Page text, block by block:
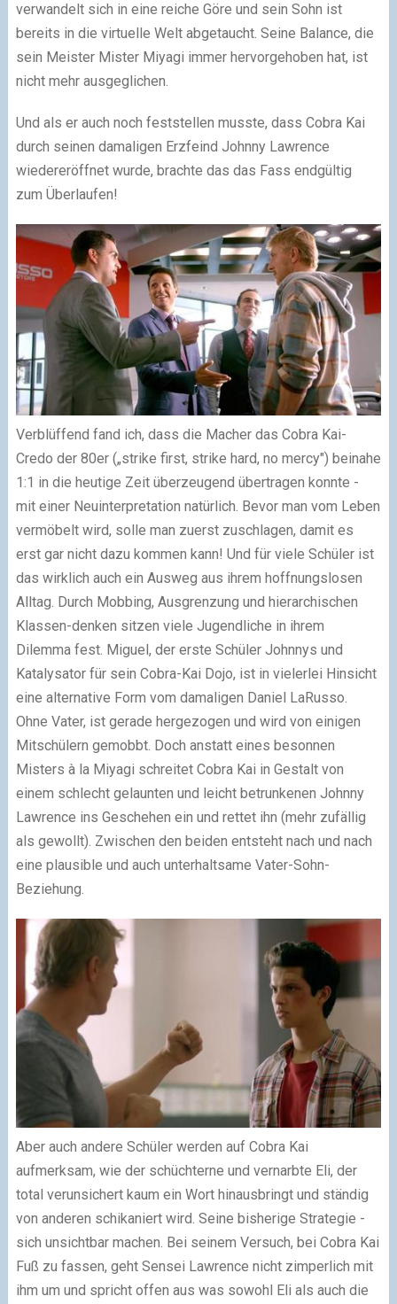
verwandelt sich in eine reiche Göre und sein Sohn ist
bereits in die virtuelle Welt abgetaucht. Seine Balance, die
sein Meister Mister Miyagi immer hervorgehoben hat, ist
nicht mehr ausgeglichen.
Und als er auch noch feststellen musste, dass Cobra Kai
durch seinen damaligen Erzfeind Johnny Lawrence
wiedereröffnet wurde, brachte das das Fass endgültig
zum Überlaufen!
Verblüffend fand ich, dass die Macher das Cobra Kai-
Credo der 80er („strike first, strike hard, no mercy") beinahe
1:1 in die heutige Zeit überzeugend übertragen konnte -
mit einer Neuinterpretation natürlich. Bevor man vom Leben
vermöbelt wird, solle man zuerst zuschlagen, damit es
erst gar nicht dazu kommen kann! Und für viele Schüler ist
das wirklich auch ein Ausweg aus ihrem hoffnungslosen
Alltag. Durch Mobbing, Ausgrenzung und hierarchischen
Klassen-denken sitzen viele Jugendliche in ihrem
Dilemma fest. Miguel, der erste Schüler Johnnys und
Katalysator für sein Cobra-Kai Dojo, ist in vielerlei Hinsicht
eine alternative Form vom damaligen Daniel LaRusso.
Ohne Vater, ist gerade hergezogen und wird von einigen
Mitschülern gemobbt. Doch anstatt eines besonnen
Misters à la Miyagi schreitet Cobra Kai in Gestalt von
einem schlecht gelaunten und leicht betrunkenen Johnny
Lawrence ins Geschehen ein und rettet ihn (mehr zufällig
als gewollt). Zwischen den beiden entsteht nach und nach
eine plausible und auch unterhaltsame Vater-Sohn-
Beziehung.
Aber auch andere Schüler werden auf Cobra Kai
aufmerksam, wie der schüchterne und vernarbte Eli, der
total verunsichert kaum ein Wort hinausbringt und ständig
von anderen schikaniert wird. Seine bisherige Strategie -
sich unsichtbar machen. Bei seinem Versuch, bei Cobra Kai
Fuß zu fassen, geht Sensei Lawrence nicht zimperlich mit
ihm um und spricht offen aus was sowohl Eli als auch die